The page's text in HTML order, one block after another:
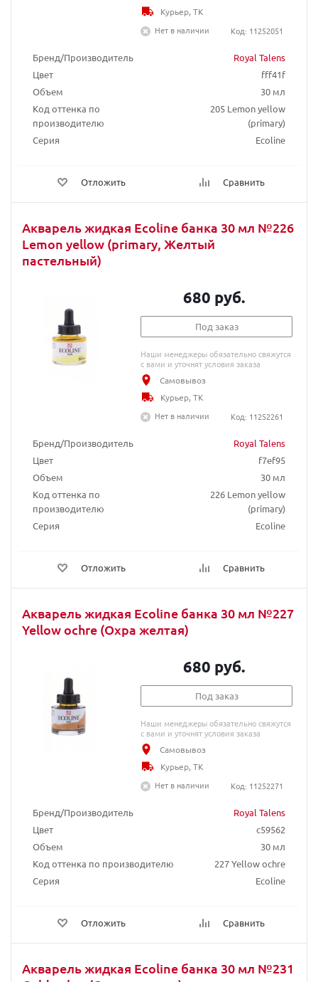
Бренд/Производитель
Royal Talens
Цвет
fff41f
Объем
30 мл
Код оттенка по
производителю
205 Lemon yellow
(primary)
Серия
Ecoline
Отложить Сравнить
Курьер, ТК
Нет в наличии
Код: 11252051
Акварель жидкая Ecoline банка 30 мл №226
Lemon yellow (primary, Желтый
пастельный)
Бренд/Производитель
Royal Talens
Цвет
f7ef95
Объем
30 мл
Код оттенка по
производителю
226 Lemon yellow
(primary)
Серия
Ecoline
Отложить Сравнить
680 руб.
Под заказ
Наши менеджеры обязательно свяжутся
с вами и уточнят условия заказа
Самовывоз
Курьер, ТК
Нет в наличии
Код: 11252261
Акварель жидкая Ecoline банка 30 мл №227
Yellow ochre (Охра желтая)
Бренд/Производитель
Royal Talens
Цвет
c59562
Объем
30 мл
Код оттенка по производителю
227 Yellow ochre
Серия
Ecoline
Отложить Сравнить
680 руб.
Под заказ
Наши менеджеры обязательно свяжутся
с вами и уточнят условия заказа
Самовывоз
Курьер, ТК
Нет в наличии
Код: 11252271
Акварель жидкая Ecoline банка 30 мл №231